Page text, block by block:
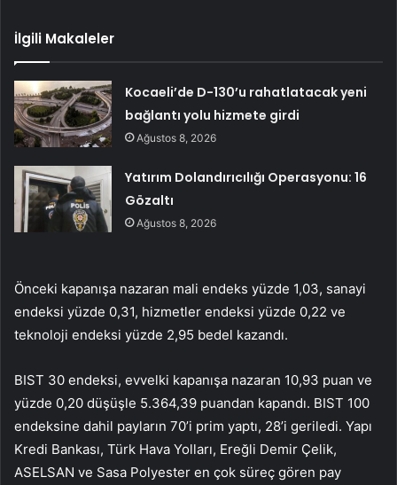
İlgili Makaleler
Kocaeli’de D-130’u rahatlatacak yeni
bağlantı yolu hizmete girdi
Ağustos 8, 2026
Yatırım Dolandırıcılığı Operasyonu: 16
Gözaltı
Ağustos 8, 2026
Önceki kapanışa nazaran mali endeks yüzde 1,03, sanayi
endeksi yüzde 0,31, hizmetler endeksi yüzde 0,22 ve
teknoloji endeksi yüzde 2,95 bedel kazandı.
BIST 30 endeksi, evvelki kapanışa nazaran 10,93 puan ve
yüzde 0,20 düşüşle 5.364,39 puandan kapandı. BIST 100
endeksine dahil payların 70’i prim yaptı, 28’i geriledi. Yapı
Kredi Bankası, Türk Hava Yolları, Ereğli Demir Çelik,
ASELSAN ve Sasa Polyester en çok süreç gören pay